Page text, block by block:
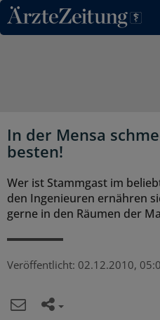
Direkt zum Inhaltsbereich
In der Mensa
besten!
Wer ist Stammgast im
den Ingenieuren ernähren
gerne in den Räumen der
Veröffentlicht: 02.12.2010,